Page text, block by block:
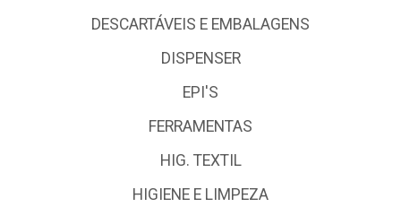
DESCARTÁVEIS E EMBALAGENS
DISPENSER
EPI'S
FERRAMENTAS
HIG. TEXTIL
HIGIENE E LIMPEZA